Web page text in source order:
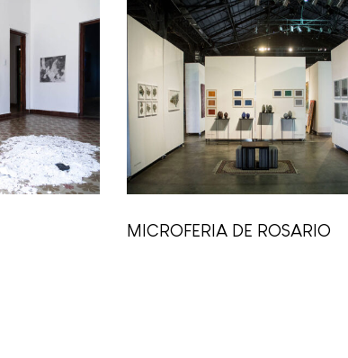
MICROFERIA DE ROSARIO